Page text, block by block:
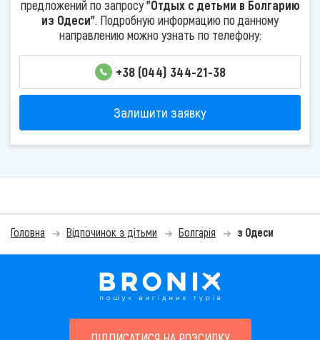
предложений по запросу"Отдых с детьми в Болгарию
из Одеси". Подробную информацию по данному
направлению можно узнать по телефону:
+38 (044) 344-21-38
Залишити заявку
Головна Відпочинок з дітьми Болгарія з Одеси